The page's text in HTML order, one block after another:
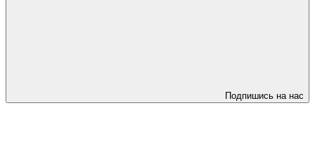
Подпишись на нас